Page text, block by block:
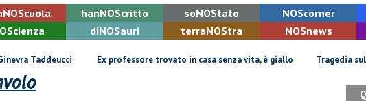
NOScuola hanNOScritto soNOStato NOScorner
cienza diNOSauri terraNOStra NOSnews
Taddeucci Ex professore trovato in casa senza vita, è giallo Tragedia sulle